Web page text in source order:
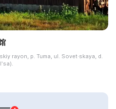
rayon, p. Tuma, ul. Sovet·skaya, d.